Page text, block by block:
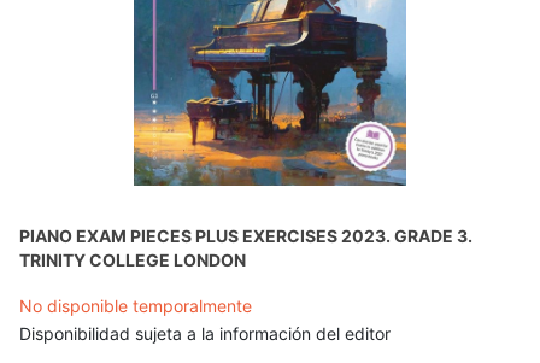
PIANO EXAM PIECES PLUS EXERCISES 2023. GRADE 3.
TRINITY COLLEGE LONDON
No disponible temporalmente
Disponibilidad sujeta a la información del editor